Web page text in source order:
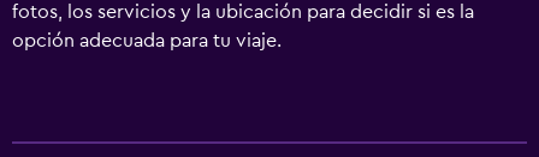
fotos, los servicios y la ubicación para decidir si es la
opción adecuada para tu viaje.